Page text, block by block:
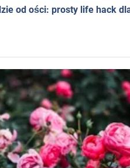
od ości: prosty life hack